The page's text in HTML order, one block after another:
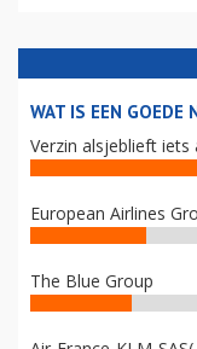
WAT IS EEN GOEDE
Verzin alsjeblieft iets
European Airlines
The Blue Group